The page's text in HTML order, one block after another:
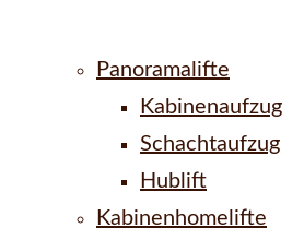
Panoramalifte
Kabinenaufzug
Schachtaufzug
Hublift
Kabinenhomelifte